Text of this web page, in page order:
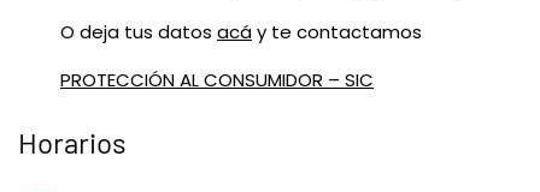
O deja tus datos acáy te contactamos
PROTECCIÓN AL CONSUMIDOR – SIC
Horarios